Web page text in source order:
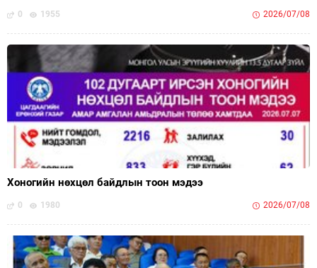
0 1955 2026/07/08
Хоногийн нөхцөл байдлын тоон мэдээ
0 1980 2026/07/08